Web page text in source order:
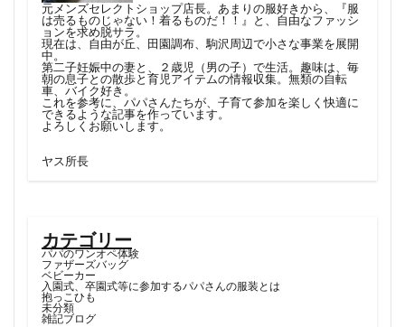
元メンズセレクトショップ店長。あまりの服好きから、『服
は売るものじゃない！着るものだ！！』と、自由なファッシ
ョンを求め脱サラ。
現在は、自由が丘、田園調布、駒沢周辺で小さな事業を展開
中。
第二子妊娠中の妻と、２歳児（男の子）で生活。趣味は、毎
朝の息子との散歩と育児アイテムの情報収集。無類の自転
車、バイク好き。
これを参考に、パパさんたちが、子育て参加を楽しく快適に
できるような記事を作っています。
よろしくお願いします。
ヤス所長
カテゴリー
パパのワンオペ体験
ファザーズバッグ
ベビーカー
入園式、卒園式等に参加するパパさんの服装とは
抱っこひも
未分類
雑記ブログ